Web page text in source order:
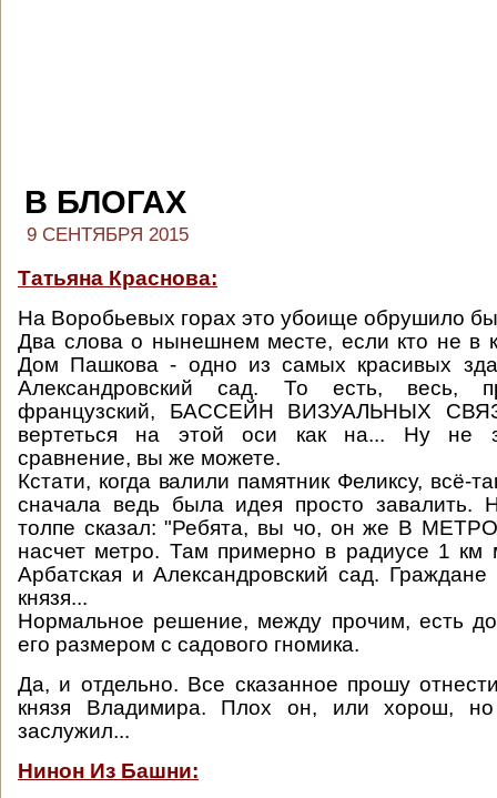
В БЛОГАХ
9 СЕНТЯБРЯ 2015
Татьяна Краснова:
На Воробьевых горах это убоище обрушило
Два слова о нынешнем месте, если кто не в
Дом Пашкова - одно из самых красивых
Александровский сад. То есть, весь,
французский, БАССЕЙН ВИЗУАЛЬНЫХ
вертеться на этой оси как на... Ну не
сравнение, вы же можете.
Кстати, когда валили памятник Феликсу, всё-
сначала ведь была идея просто завалить.
толпе сказал: "Ребята, вы чо, он же В
насчет метро. Там примерно в радиусе 1 км
Арбатская и Александровский сад.
князя...
Нормальное решение, между прочим, есть
его размером с садового гномика.
Да, и отдельно. Все сказанное прошу
князя Владимира. Плох он, или хорош, но
заслужил...
Нинон Из Башни: